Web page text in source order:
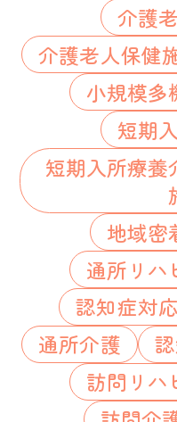
介護
介護老人保健
小規模多
短期
短期入所療養
地域密
通所リハ
認知症対
通所介護
訪問リハ